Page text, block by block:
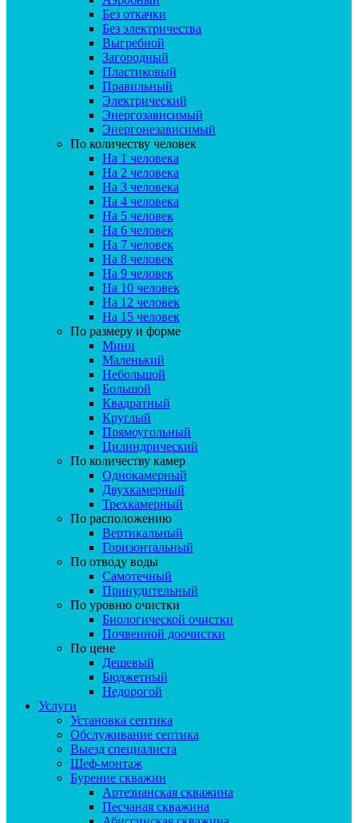
Без откачки
Без электричества
Выгребной
Загородный
Пластиковый
Правильный
Электрический
Энергозависимый
Энергонезависимый
По количеству человек
На 1 человека
На 2 человека
На 3 человека
На 4 человека
На 5 человек
На 6 человек
На 7 человек
На 8 человек
На 9 человек
На 10 человек
На 12 человек
На 15 человек
По размеру и форме
Мини
Маленький
Небольшой
Большой
Квадратный
Круглый
Прямоугольный
Цилиндрический
По количеству камер
Однокамерный
Двухкамерный
Трехкамерный
По расположению
Вертикальный
Горизонтальный
По отводу воды
Самотечный
Принудительный
По уровню очистки
Биологической очистки
Почвенной доочистки
По цене
Дешевый
Бюджетный
Недорогой
Услуги
Установка септика
Обслуживание септика
Выезд специалиста
Шеф-монтаж
Бурение скважин
Артезианская скважина
Песчаная скважина